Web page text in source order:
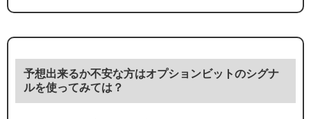
予想出来るか不安な方はオプションビットのシグナ
ルを使ってみては？